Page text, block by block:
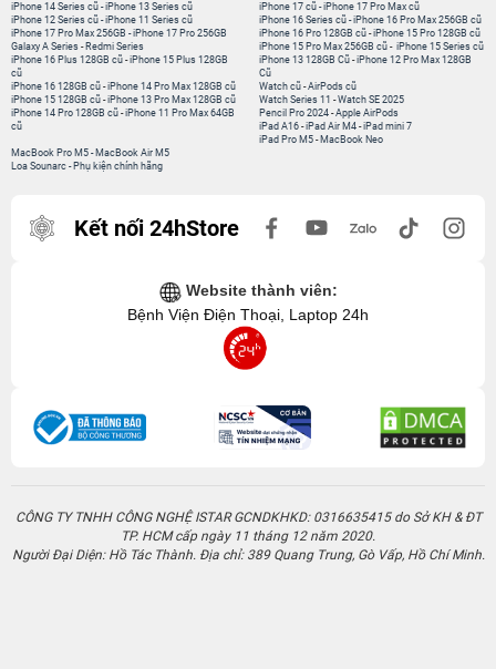
iPhone 14 Series cũ -iPhone 13 Series cũ
iPhone 12 Series cũ -iPhone 11 Series cũ
iPhone 17 Pro Max 256GB -iPhone 17 Pro 256GB
Galaxy A Series - Redmi Series
iPhone 17 cũ -iPhone 17 Pro Max cũ
iPhone 16 Series cũ - iPhone 16 Pro Max 256GB cũ
iPhone 16 Pro 128GB cũ -iPhone 15 Pro 128GB cũ
iPhone 15 Pro Max 256GB cũ - iPhone 15 Series cũ
iPhone 16 Plus 128GB cũ -iPhone 15 Plus 128GB
cũ
iPhone 16 128GB cũ -iPhone 14 Pro Max 128GB cũ
iPhone 15 128GB cũ -iPhone 13 Pro Max 128GB cũ
iPhone 14 Pro 128GB cũ -iPhone 11 Pro Max 64GB
cũ
iPhone 13 128GB Cũ -iPhone 12 Pro Max 128GB
Cũ
Watch cũ -AirPods cũ
Watch Series 11 -Watch SE 2025
Pencil Pro 2024 -Apple AirPods
iPad A16 -iPad Air M4 -iPad mini 7
iPad Pro M5 - MacBook Neo
MacBook Pro M5 - MacBook Air M5
Loa Sounarc - Phụ kiện chính hãng
Kết nối 24hStore
Website thành viên:
Bệnh Viện Điện Thoại, Laptop 24h
CÔNG TY TNHH CÔNG NGHỆ ISTAR GCNDKHKD: 0316635415 do Sở KH & ĐT
TP. HCM cấp ngày 11 tháng 12 năm 2020.
Người Đại Diện: Hồ Tác Thành. Địa chỉ: 389 Quang Trung, Gò Vấp, Hồ Chí Minh.